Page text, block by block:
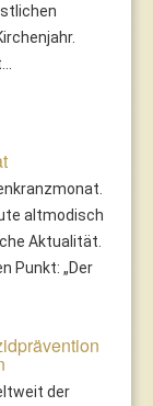
altmodisch
Aktualität.
Punkt: „Der
der